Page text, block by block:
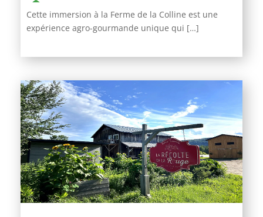
Cette immersion à la Ferme de la Colline est une
expérience agro-gourmande unique qui […]